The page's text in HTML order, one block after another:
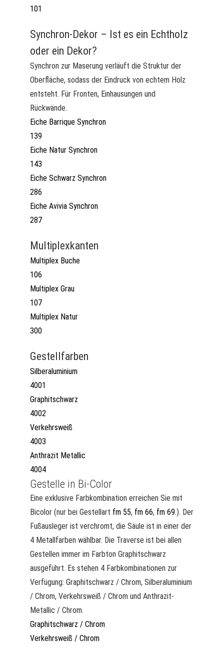
101
Synchron-Dekor – Ist es ein Echtholz
oder ein Dekor?
Synchron zur Maserung verläuft die Struktur der
Oberfläche, sodass der Eindruck von echtem Holz
entsteht. Für Fronten, Einhausungen und
Rückwände.
Eiche Barrique Synchron
139
Eiche Natur Synchron
143
Eiche Schwarz Synchron
286
Eiche Avivia Synchron
287
Multiplexkanten
Multiplex Buche
106
Multiplex Grau
107
Multiplex Natur
300
Gestellfarben
Silberaluminium
4001
Graphitschwarz
4002
Verkehrsweiß
4003
Anthrazit Metallic
4004
Gestelle in Bi-Color
Eine exklusive Farbkombination erreichen Sie mit
Bicolor (nur bei Gestellart fm 55, fm 66, fm 69.). Der
Fußausleger ist verchromt, die Säule ist in einer der
4 Metallfarben wählbar. Die Traverse ist bei allen
Gestellen immer im Farbton Graphitschwarz
ausgeführt. Es stehen 4 Farbkombinationen zur
Verfügung: Graphitschwarz / Chrom, Silberaluminium
/ Chrom, Verkehrsweiß / Chrom und Anthrazit-
Metallic / Chrom.
Graphitschwarz / Chrom
Verkehrsweiß / Chrom